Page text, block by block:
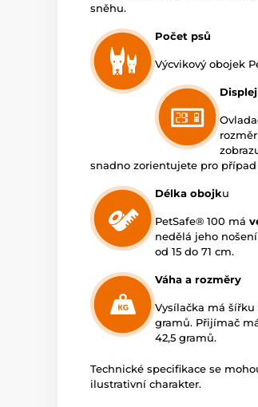
sněhu.
Počet psů
Výcvikový obojek
Displej
snadno zorientujete pro případ
Délka obojku
PetSafe® 100 má
nedělá jeho
od 15 do 71 cm.
Váha a rozměry
Vysílačka má šířku
gramů. Přijímač
42,5 gramů.
Technické specifikace se
ilustrativní charakter.